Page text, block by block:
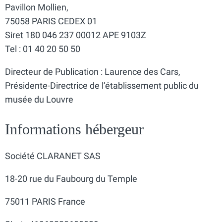
Pavillon Mollien,
75058 PARIS CEDEX 01
Siret 180 046 237 00012 APE 9103Z
Tel : 01 40 20 50 50
Directeur de Publication : Laurence des Cars,
Présidente-Directrice de l’établissement public du
musée du Louvre
Informations hébergeur
Société CLARANET SAS
18-20 rue du Faubourg du Temple
75011 PARIS France